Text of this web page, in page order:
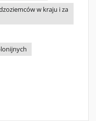
w kraju i za